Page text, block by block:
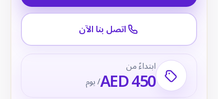
اتصل بنا الآن
ابتداءً من
AED 450/ يوم